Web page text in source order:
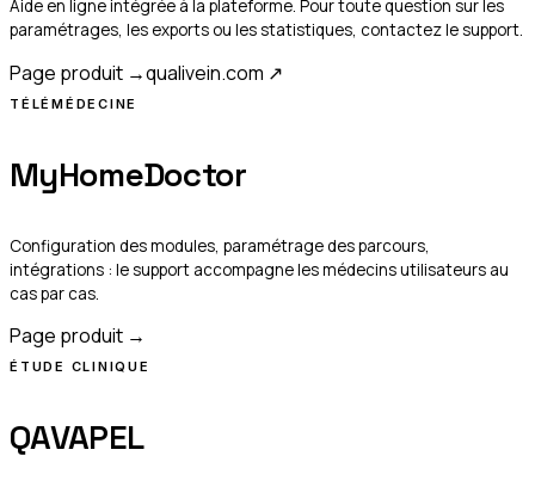
Aide en ligne intégrée à la plateforme. Pour toute question sur les
paramétrages, les exports ou les statistiques, contactez le support.
Page produit →qualivein.com ↗
TÉLÉMÉDECINE
MyHomeDoctor
Configuration des modules, paramétrage des parcours,
intégrations : le support accompagne les médecins utilisateurs au
cas par cas.
Page produit →
ÉTUDE CLINIQUE
QAVAPEL